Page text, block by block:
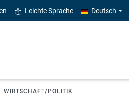
Leichte Sprache Deutsch
WIRTSCHAFT/POLITIK